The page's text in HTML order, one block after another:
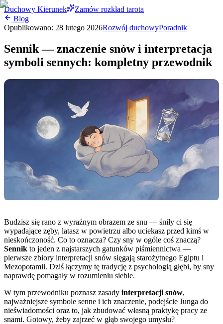
Duchowy Kierunek
Zamów rozkład tarota
Blog
Opublikowano: 28 lutego 2026Rozwój duchowyPoradnik
Sennik — znaczenie snów i interpretacja
symboli sennych: kompletny przewodnik
Budzisz się rano z wyraźnym obrazem ze snu — śniły ci się
wypadające zęby, latasz w powietrzu albo uciekasz przed kimś w
nieskończoność. Co to oznacza? Czy sny w ogóle coś znaczą?
Sennik to jeden z najstarszych gatunków piśmiennictwa —
pierwsze zbiory interpretacji snów sięgają starożytnego Egiptu i
Mezopotamii. Dziś łączymy tę tradycję z psychologią głębi, by sny
naprawdę pomagały w rozumieniu siebie.
W tym przewodniku poznasz zasady interpretacji snów,
najważniejsze symbole senne i ich znaczenie, podejście Junga do
nieświadomości oraz to, jak zbudować własną praktykę pracy ze
snami. Gotowy, żeby zajrzeć w głąb swojego umysłu?